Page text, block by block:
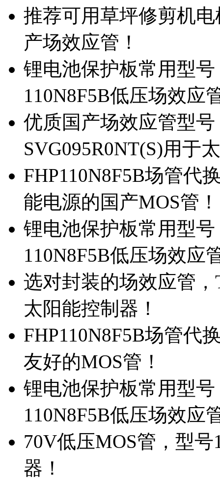
推荐可用草坪修剪机电
产场效应管！
锂电池保护板常用型号
110N8F5B低压场效应
优质国产场效应管型
SVG095R0NT(S)用于
FHP110N8F5B场管代
能电源的国产MOS管！
锂电池保护板常用型
110N8F5B低压场效应
选对封装的场效应管
太阳能控制器！
FHP110N8F5B场管代
友好的MOS管！
锂电池保护板常用型
110N8F5B低压场效应
70V低压MOS管，型
器！